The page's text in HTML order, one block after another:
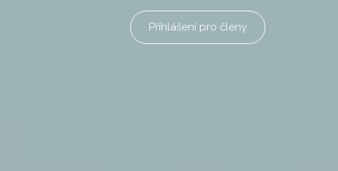
Přihlášení pro členy